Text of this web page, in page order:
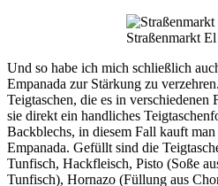
Straßenmarkt
Und so habe ich mich schließlich
Empanada zur Stärkung zu
Teigtaschen, die es in verschiedenen
sie direkt ein handliches
Backblechs, in diesem Fall kauft
Empanada. Gefüllt sind die
Tunfisch, Hackfleisch, Pisto (Soße
Tunfisch), Hornazo (Füllung aus